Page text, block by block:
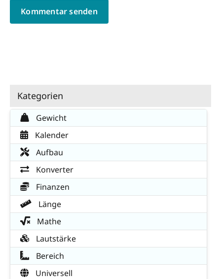
Kategorien
Gewicht
Kalender
Aufbau
Konverter
Finanzen
Länge
Mathe
Lautstärke
Bereich
Universell